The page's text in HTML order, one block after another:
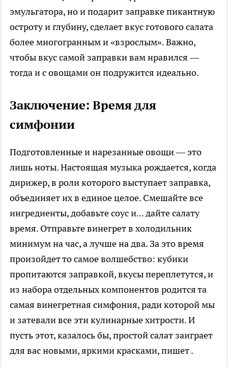
эмульгатора, но и подарит заправке пикантную
остроту и глубину, сделает вкус готового салата
более многогранным и «взрослым». Важно,
чтобы вкус самой заправки вам нравился —
тогда и с овощами он подружится идеально.
Заключение: Время для
симфонии
Подготовленные и нарезанные овощи — это
лишь ноты. Настоящая музыка рождается, когда
дирижер, в роли которого выступает заправка,
объединяет их в единое целое. Смешайте все
ингредиенты, добавьте соус и... дайте салату
время. Отправьте винегрет в холодильник
минимум на час, а лучше на два. За это время
произойдет то самое волшебство: кубики
пропитаются заправкой, вкусы переплетутся, и
из набора отдельных компонентов родится та
самая винегретная симфония, ради которой мы
и затевали все эти кулинарные хитрости. И
пусть этот, казалось бы, простой салат заиграет
для вас новыми, яркими красками, пишет .